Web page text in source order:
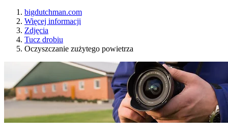
bigdutchman.com
Więcej informacji
Zdjęcia
Tucz drobiu
Oczyszczanie zużytego powietrza